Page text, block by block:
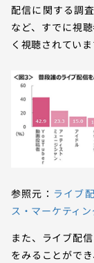
配信に関する調
など、すでに視
く視聴されていま
参照元： ライブ
ス・マーケティン
また、ライブ配
をみることがで